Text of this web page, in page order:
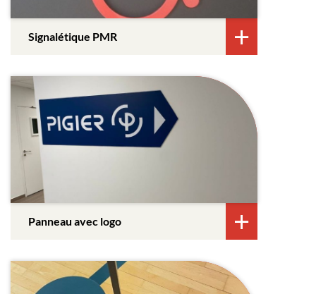
Signalétique PMR
Panneau avec logo